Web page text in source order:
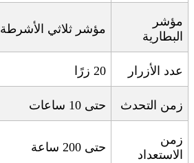
مؤشر
البطارية
مؤشر ثلاثي الأشرطة
عدد الأزرار 20 زرًا
زمن التحدث حتى 10 ساعات
زمن
الاستعداد
حتى 200 ساعة